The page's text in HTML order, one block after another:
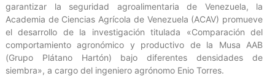
garantizar la seguridad agroalimentaria de Venezuela, la
Academia de Ciencias Agrícola de Venezuela (ACAV) promueve
el desarrollo de la investigación titulada «Comparación del
comportamiento agronómico y productivo de la Musa AAB
(Grupo Plátano Hartón) bajo diferentes densidades de
siembra», a cargo del ingeniero agrónomo Enio Torres.